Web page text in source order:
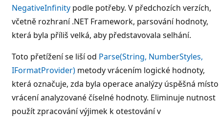
NegativeInfinity podle potřeby. V předchozích verzích,
včetně rozhraní .NET Framework, parsování hodnoty,
která byla příliš velká, aby představovala selhání.
Toto přetížení se liší od Parse(String, NumberStyles,
IFormatProvider) metody vrácením logické hodnoty,
která označuje, zda byla operace analýzy úspěšná místo
vrácení analyzované číselné hodnoty. Eliminuje nutnost
použít zpracování výjimek k otestování v